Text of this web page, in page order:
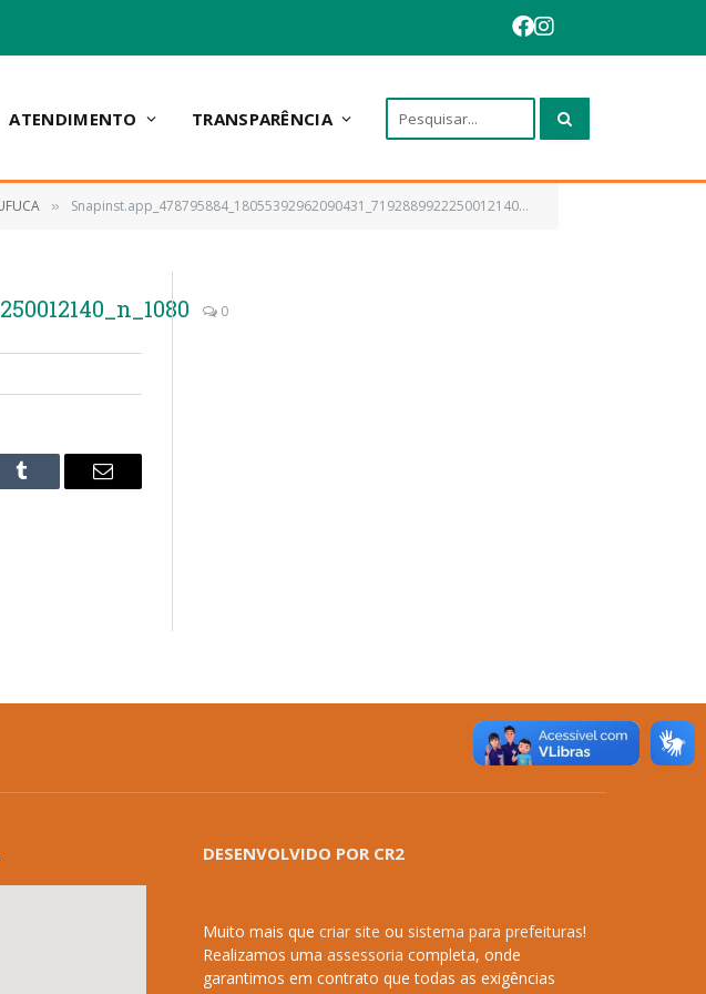
ATENDIMENTO TRANSPARÊNCIA
» Snapinst.app_478795884_18055392962090431_7192889922250012140_n_1080
0
Tumblr
E-
DESENVOLVIDO POR CR2
Muito mais que criar site ou sistema para prefeituras!
Realizamos uma assessoria completa, onde
garantimos em contrato que todas as exigências